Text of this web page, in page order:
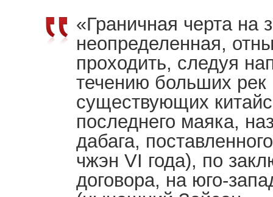
«Граничная черта на
неопределенная,
проходить, следуя
течению больших
существующих
последнего маяка,
дабага,
чжэн VI года), по
договора, на юго-